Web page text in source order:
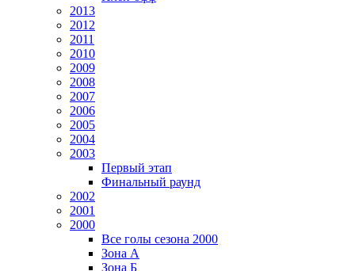
2013
2012
2011
2010
2009
2008
2007
2006
2005
2004
2003
Первый этап
Финальный раунд
2002
2001
2000
Все голы сезона 2000
Зона А
Зона Б